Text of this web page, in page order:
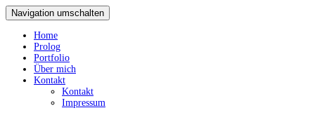
Navigation umschalten
Home
Prolog
Portfolio
Über mich
Kontakt
Kontakt
Impressum